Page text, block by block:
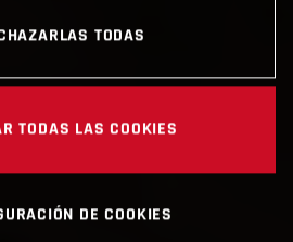
TODAS
TODAS LAS COOKIES
DE COOKIES